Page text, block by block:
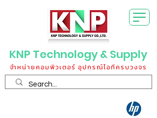
KNP Technology & Supply
จำหน่ายคอมพิวเตอร์ อุปกรณ์ไอทีครบวงจร